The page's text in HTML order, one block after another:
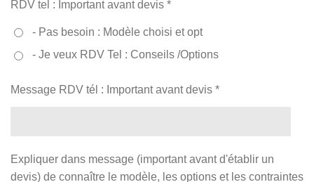
RDV tel : Important avant devis *
- Pas besoin : Modèle choisi et opt
- Je veux RDV Tel : Conseils /Options
Message RDV tél : Important avant devis *
Expliquer dans message (important avant d'établir un
devis) de connaître le modèle, les options et les contraintes